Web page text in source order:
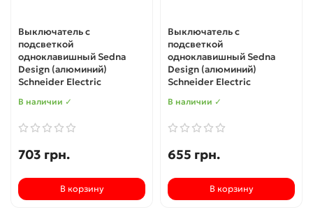
Выключатель с
подсветкой
одноклавишный Sedna
Design (алюминий)
Schneider Electric
В наличии ✓
703 грн.
В корзину
Выключатель с
подсветкой
одноклавишный Sedna
Design (алюминий)
Schneider Electric
В наличии ✓
655 грн.
В корзину